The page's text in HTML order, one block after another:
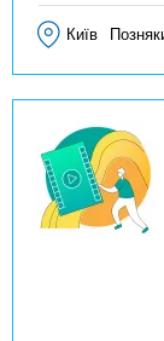
Київ